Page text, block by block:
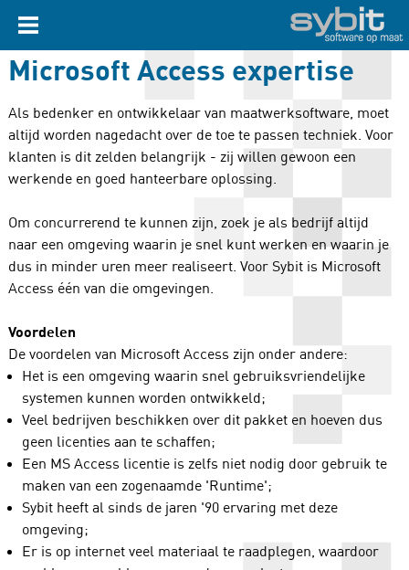
Microsoft Access expertise
Als bedenker en ontwikkelaar van maatwerksoftware, moet
altijd worden nagedacht over de toe te passen techniek. Voor
klanten is dit zelden belangrijk - zij willen gewoon een
werkende en goed hanteerbare oplossing.
Om concurrerend te kunnen zijn, zoek je als bedrijf altijd
naar een omgeving waarin je snel kunt werken en waarin je
dus in minder uren meer realiseert. Voor Sybit is Microsoft
Access één van die omgevingen.
Voordelen
De voordelen van Microsoft Access zijn onder andere:
Het is een omgeving waarin snel gebruiksvriendelijke
systemen kunnen worden ontwikkeld;
Veel bedrijven beschikken over dit pakket en hoeven dus
geen licenties aan te schaffen;
Een MS Access licentie is zelfs niet nodig door gebruik te
maken van een zogenaamde 'Runtime';
Sybit heeft al sinds de jaren '90 ervaring met deze
omgeving;
Er is op internet veel materiaal te raadplegen, waardoor